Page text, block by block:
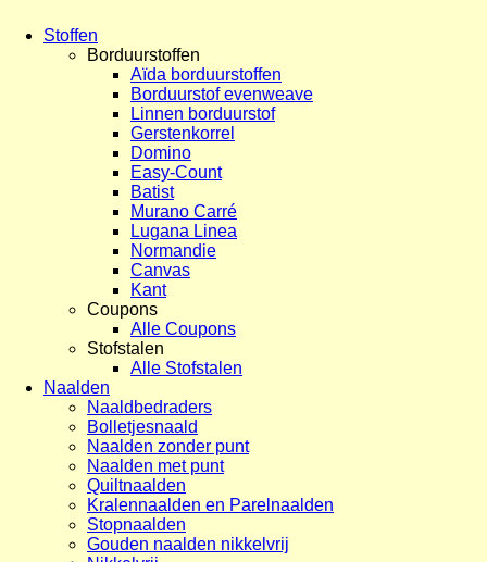
Stoffen
Borduurstoffen
Aïda borduurstoffen
Borduurstof evenweave
Linnen borduurstof
Gerstenkorrel
Domino
Easy-Count
Batist
Murano Carré
Lugana Linea
Normandie
Canvas
Kant
Coupons
Alle Coupons
Stofstalen
Alle Stofstalen
Naalden
Naaldbedraders
Bolletjesnaald
Naalden zonder punt
Naalden met punt
Quiltnaalden
Kralennaalden en Parelnaalden
Stopnaalden
Gouden naalden nikkelvrij